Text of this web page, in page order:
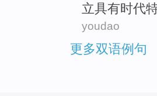
立具有时代
youdao
更多双语例句